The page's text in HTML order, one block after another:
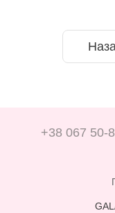
+38 067 50-